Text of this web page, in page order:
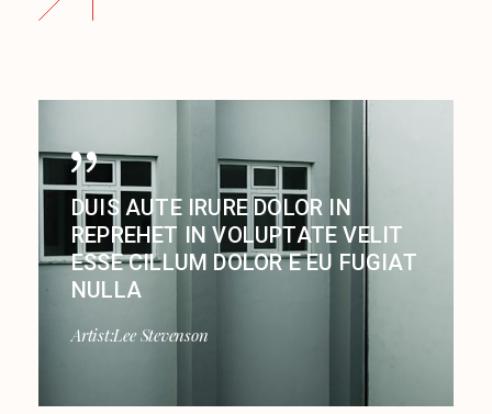
DUIS AUTE IRURE DOLOR IN
REPREHET IN VOLUPTATE VELIT
ESSE CILLUM DOLOR E EU FUGIAT
NULLA
Artist:Lee Stevenson